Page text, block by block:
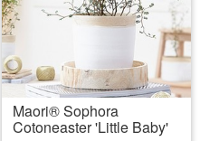
Maori® Sophora
Cotoneaster 'Little Baby'